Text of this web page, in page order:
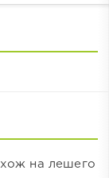
на лешего